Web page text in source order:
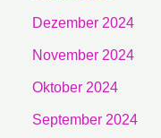
Dezember 2024
November 2024
Oktober 2024
September 2024